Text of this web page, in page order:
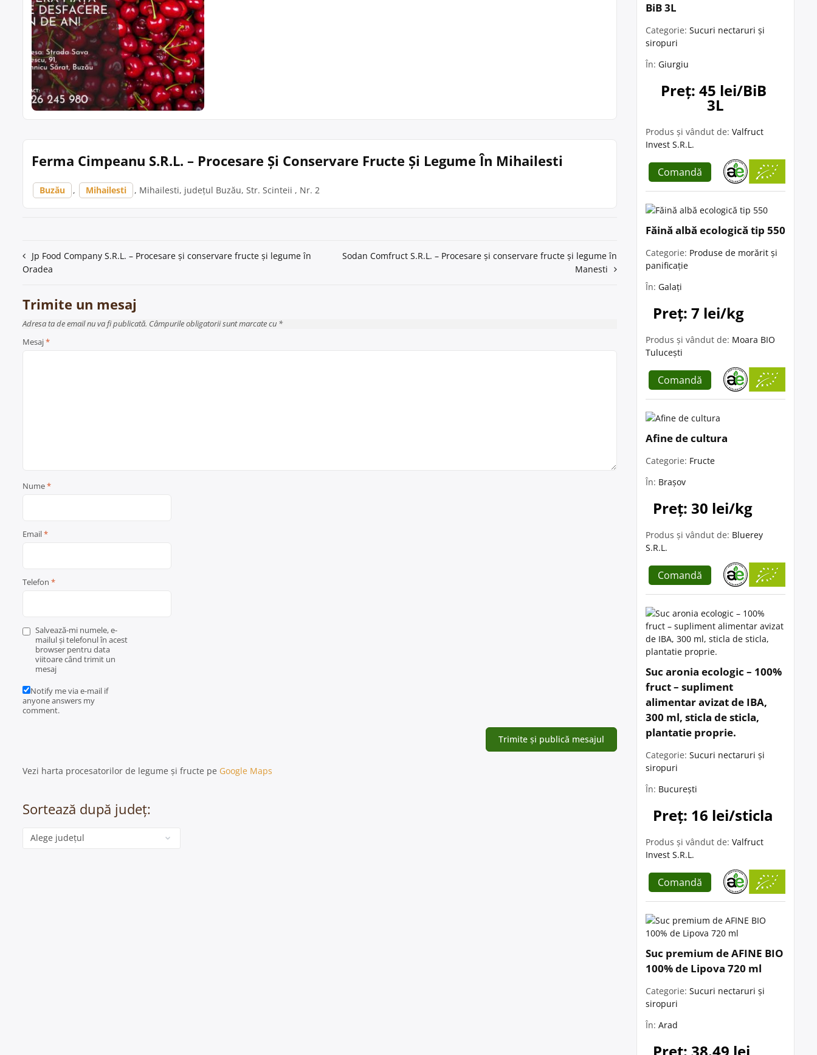
Ferma Cimpeanu S.R.L. – Procesare Și Conservare Fructe Și Legume În Mihailesti
Buzău , Mihailesti , Mihailesti, județul Buzău, Str. Scinteii , Nr. 2
Navigare
în
articole
Jp Food Company S.R.L. – Procesare și conservare fructe și legume în
Oradea
Sodan Comfruct S.R.L. – Procesare și conservare fructe și legume în
Manesti
Trimite un mesaj
Adresa ta de email nu va fi publicată. Câmpurile obligatorii sunt marcate cu *
Mesaj*
Nume*
Email*
Telefon *
Salvează-mi numele, e-
mailul și telefonul în acest
browser pentru data
viitoare când trimit un
mesaj
Notify me via e-mail if
anyone answers my
comment.
Vezi harta procesatorilor de legume și fructe pe Google Maps
Sortează după județ:
Categorie
BiB 3L
Categorie: Sucuri nectaruri și
siropuri
În: Giurgiu
Preț: 45 lei/BiB
3L
Produs și vândut de: Valfruct
Invest S.R.L.
Comandă
Făină albă ecologică tip 550
Categorie: Produse de morărit și
panificație
În: Galați
Preț: 7 lei/kg
Produs și vândut de: Moara BIO
Tulucești
Comandă
Afine de cultura
Categorie: Fructe
În: Brașov
Preț: 30 lei/kg
Produs și vândut de: Bluerey
S.R.L.
Comandă
Suc aronia ecologic – 100%
fruct – supliment
alimentar avizat de IBA,
300 ml, sticla de sticla,
plantatie proprie.
Categorie: Sucuri nectaruri și
siropuri
În: București
Preț: 16 lei/sticla
Produs și vândut de: Valfruct
Invest S.R.L.
Comandă
Suc premium de AFINE BIO
100% de Lipova 720 ml
Categorie: Sucuri nectaruri și
siropuri
În: Arad